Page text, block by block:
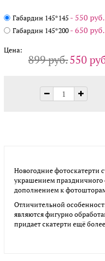
Габардин 145*145 - 550 руб.
Габардин 145*200 - 650 руб.
Цена:
899 руб.550
Новогодние фотоскатерти
украшением праздничного
дополнением к
Отличительной
являются фигурно
придает скатерти ещё